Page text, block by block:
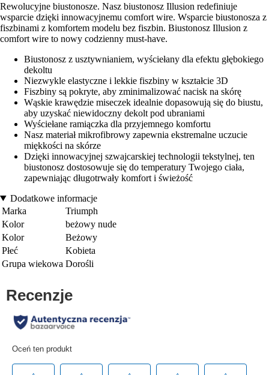
Rewolucyjne biustonosze. Nasz biustonosz Illusion redefiniuje
wsparcie dzięki innowacyjnemu comfort wire. Wsparcie biustonosza z
fiszbinami z komfortem modelu bez fiszbin. Biustonosz Illusion z
comfort wire to nowy codzienny must-have.
Biustonosz z usztywnianiem, wyściełany dla efektu głębokiego
dekoltu
Niezwykle elastyczne i lekkie fiszbiny w kształcie 3D
Fiszbiny są pokryte, aby zminimalizować nacisk na skórę
Wąskie krawędzie miseczek idealnie dopasowują się do biustu,
aby uzyskać niewidoczny dekolt pod ubraniami
Wyściełane ramiączka dla przyjemnego komfortu
Nasz materiał mikrofibrowy zapewnia ekstremalne uczucie
miękkości na skórze
Dzięki innowacyjnej szwajcarskiej technologii tekstylnej, ten
biustonosz dostosowuje się do temperatury Twojego ciała,
zapewniając długotrwały komfort i świeżość
Dodatkowe informacje
Marka
Triumph
Kolor
beżowy nude
Kolor
Beżowy
Płeć
Kobieta
Grupa wiekowa Dorośli